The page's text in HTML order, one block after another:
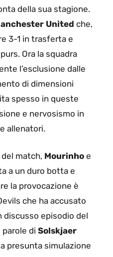
della sua stagione.
United che,
3-1 in trasferta e
Ora la squadra
l’esclusione dalle
di dimensioni
spesso in queste
e nervosismo in
allenatori.
match, Mourinho e
a un duro botta e
la provocazione è
che ha accusato
discusso episodio del
di Solskjaer
presunta simulazione